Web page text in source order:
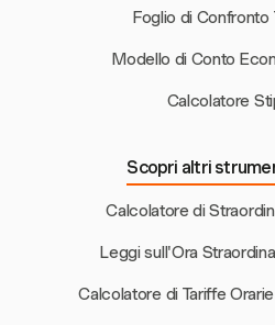
Foglio di Confronto
Modello di Conto
Calcolatore
Scopri altri
Calcolatore di
Leggi sull'Ora
Calcolatore di Tariffe